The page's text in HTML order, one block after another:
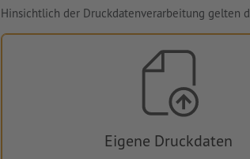
Hinsichtlich der Druckdatenverarbeitung gelten
Eigene Druckdaten